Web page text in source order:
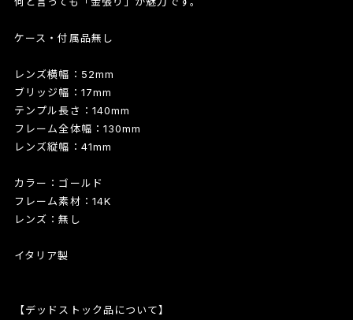
ケース・付属品無し
レンズ横幅：52mm
ブリッジ幅：17mm
テンプル長さ：140mm
フレーム全体幅：130mm
レンズ縦幅：41mm
カラー：ゴールド
フレーム素材：14K
レンズ：無し
イタリア製
【デッドストック品について】